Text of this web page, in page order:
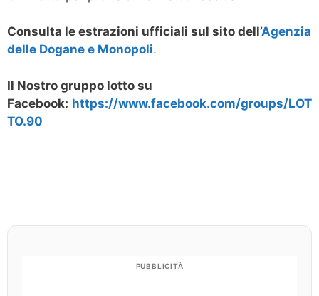
Consulta le estrazioni ufficiali sul sito dell’Agenzia
delle Dogane e Monopoli.
Il Nostro gruppo lotto su
Facebook: https://www.facebook.com/groups/LOT
TO.90
PUBBLICITÀ